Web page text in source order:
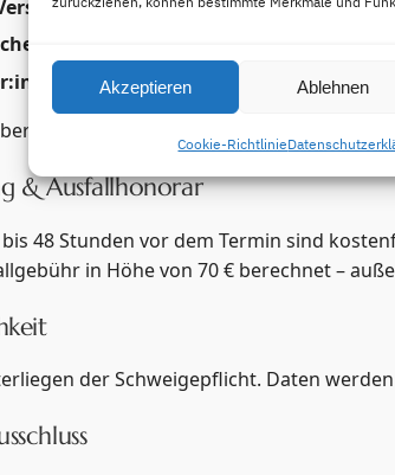
Akzeptieren Ablehnen
Cookie-Richtlinie
über die Krankenkasse
private Rechnung, ggf. zzgl.
Rechnung oder PayPal.
& Ausfallhonorar
48 Stunden vor dem Termin sind
in Höhe von 70 € berechnet –
der Schweigepflicht. Daten